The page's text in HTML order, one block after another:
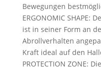
Bewegungen
ERGONOMIC SHAPE:
ist in seiner Form an
Abrollverhalten
Kraft ideal auf den
PROTECTION ZONE: